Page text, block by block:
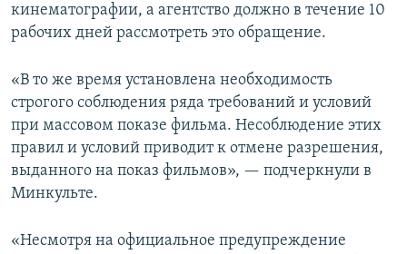
кинематографии, а агентство должно в течение 10
рабочих дней рассмотреть это обращение.
«В то же время установлена необходимость
строгого соблюдения ряда требований и условий
при массовом показе фильма. Несоблюдение этих
правил и условий приводит к отмене разрешения,
выданного на показ фильмов», — подчеркнули в
Минкульте.
«Несмотря на официальное предупреждение